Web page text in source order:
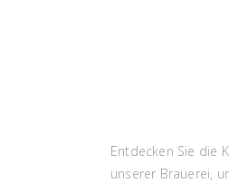
Entdecken Sie die
unserer Brauerei,